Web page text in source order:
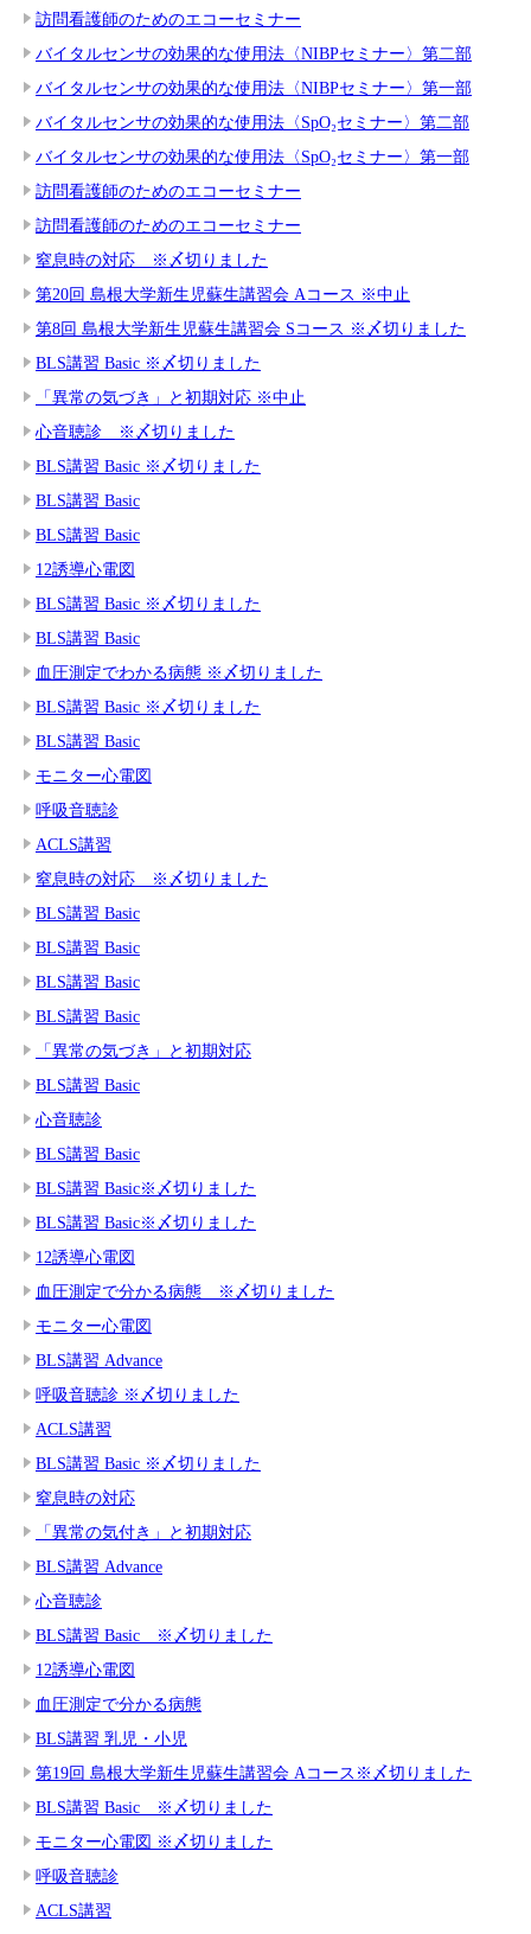
訪問看護師のためのエコーセミナー
バイタルセンサの効果的な使用法〈NIBPセミナー〉第二部
バイタルセンサの効果的な使用法〈NIBPセミナー〉第一部
バイタルセンサの効果的な使用法〈SpO₂セミナー〉第二部
バイタルセンサの効果的な使用法〈SpO₂セミナー〉第一部
訪問看護師のためのエコーセミナー
訪問看護師のためのエコーセミナー
窒息時の対応 ※〆切りました
第20回 島根大学新生児蘇生講習会 Aコース ※中止
第8回 島根大学新生児蘇生講習会 Sコース ※〆切りました
BLS講習 Basic ※〆切りました
「異常の気づき」と初期対応 ※中止
心音聴診 ※〆切りました
BLS講習 Basic ※〆切りました
BLS講習 Basic
BLS講習 Basic
12誘導心電図
BLS講習 Basic ※〆切りました
BLS講習 Basic
血圧測定でわかる病態 ※〆切りました
BLS講習 Basic ※〆切りました
BLS講習 Basic
モニター心電図
呼吸音聴診
ACLS講習
窒息時の対応 ※〆切りました
BLS講習 Basic
BLS講習 Basic
BLS講習 Basic
BLS講習 Basic
「異常の気づき」と初期対応
BLS講習 Basic
心音聴診
BLS講習 Basic
BLS講習 Basic※〆切りました
BLS講習 Basic※〆切りました
12誘導心電図
血圧測定で分かる病態 ※〆切りました
モニター心電図
BLS講習 Advance
呼吸音聴診 ※〆切りました
ACLS講習
BLS講習 Basic ※〆切りました
窒息時の対応
「異常の気付き」と初期対応
BLS講習 Advance
心音聴診
BLS講習 Basic ※〆切りました
12誘導心電図
血圧測定で分かる病態
BLS講習 乳児・小児
第19回 島根大学新生児蘇生講習会 Aコース※〆切りました
BLS講習 Basic ※〆切りました
モニター心電図 ※〆切りました
呼吸音聴診
ACLS講習